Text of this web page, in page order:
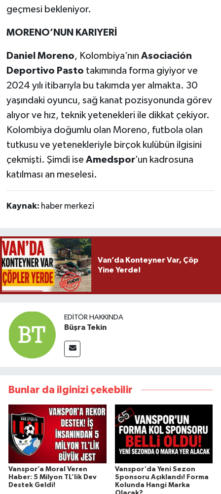
geçmesi bekleniyor.
MORENO’NUN KARIYERİ
Daniel Moreno, Kolombiya’nın Asociación
Deportivo Pasto takımında forma giyiyor ve
2024 yılı itibarıyla bu takımda yer almakta. 30
yaşındaki oyuncu, sağ kanat pozisyonunda görev
alıyor ve hız, teknik yetenekleri ile dikkat çekiyor.
Kolombiya doğumlu olan Moreno, futbola olan
tutkusu ve yetenekleriyle birçok kulübün ilgisini
çekmişti. Şimdi ise Amedspor’un kadrosuna
katılması an meselesi.
Kaynak: haber merkezi
Van’da Konteyner Var, Çöp
Yine Yerde!
EDITÖR HAKKINDA
Büşra Tekin
Bunlar da ilginizi çekebilir
Vanspor’a Moral Veren
Haber: 5 Milyon TL’lik Dev
Destek Geldi!
Vanspor'da Yeni Sezon
Sponsoru Açıklandı! Forma
Kolunda Hangi Marka